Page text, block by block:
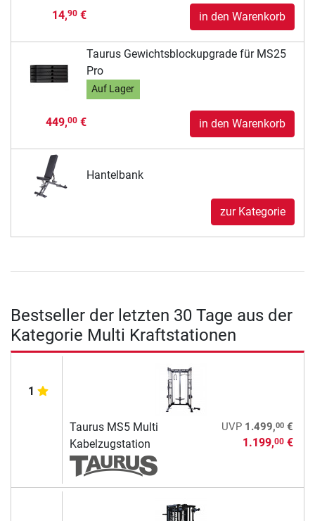
14,90€ in den Warenkorb
Taurus Gewichtsblockupgrade für MS25
Pro
Auf Lager
449,00€ in den Warenkorb
Hantelbank
zur Kategorie
Bestseller der letzten 30 Tage aus der
Kategorie Multi Kraftstationen
1
Taurus MS5 Multi
Kabelzugstation
UVP 1.499,00€
1.199,00€